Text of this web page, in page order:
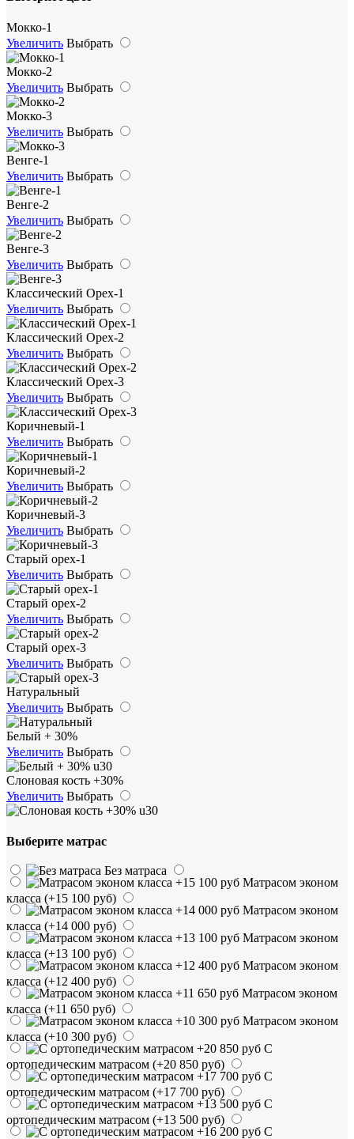
Мокко-1
Увеличить Выбрать
Мокко-2
Увеличить Выбрать
Мокко-3
Увеличить Выбрать
Венге-1
Увеличить Выбрать
Венге-2
Увеличить Выбрать
Венге-3
Увеличить Выбрать
Классический Орех-1
Увеличить Выбрать
Классический Орех-2
Увеличить Выбрать
Классический Орех-3
Увеличить Выбрать
Коричневый-1
Увеличить Выбрать
Коричневый-2
Увеличить Выбрать
Коричневый-3
Увеличить Выбрать
Старый орех-1
Увеличить Выбрать
Старый орех-2
Увеличить Выбрать
Старый орех-3
Увеличить Выбрать
Натуральный
Увеличить Выбрать
Белый + 30%
Увеличить Выбрать
Слоновая кость +30%
Увеличить Выбрать
Выберите матрас
Без матраса
Матрасом эконом
класса (+15 100 руб)
Матрасом эконом
класса (+14 000 руб)
Матрасом эконом
класса (+13 100 руб)
Матрасом эконом
класса (+12 400 руб)
Матрасом эконом
класса (+11 650 руб)
Матрасом эконом
класса (+10 300 руб)
С
ортопедическим матрасом (+20 850 руб)
С
ортопедическим матрасом (+17 700 руб)
С
ортопедическим матрасом (+13 500 руб)
С